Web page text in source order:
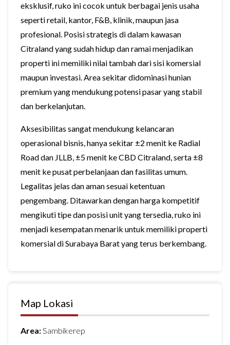
eksklusif, ruko ini cocok untuk berbagai jenis usaha
seperti retail, kantor, F&B, klinik, maupun jasa
profesional. Posisi strategis di dalam kawasan
Citraland yang sudah hidup dan ramai menjadikan
properti ini memiliki nilai tambah dari sisi komersial
maupun investasi. Area sekitar didominasi hunian
premium yang mendukung potensi pasar yang stabil
dan berkelanjutan.
Aksesibilitas sangat mendukung kelancaran
operasional bisnis, hanya sekitar ±2 menit ke Radial
Road dan JLLB, ±5 menit ke CBD Citraland, serta ±8
menit ke pusat perbelanjaan dan fasilitas umum.
Legalitas jelas dan aman sesuai ketentuan
pengembang. Ditawarkan dengan harga kompetitif
mengikuti tipe dan posisi unit yang tersedia, ruko ini
menjadi kesempatan menarik untuk memiliki properti
komersial di Surabaya Barat yang terus berkembang.
Map Lokasi
Area:Sambikerep